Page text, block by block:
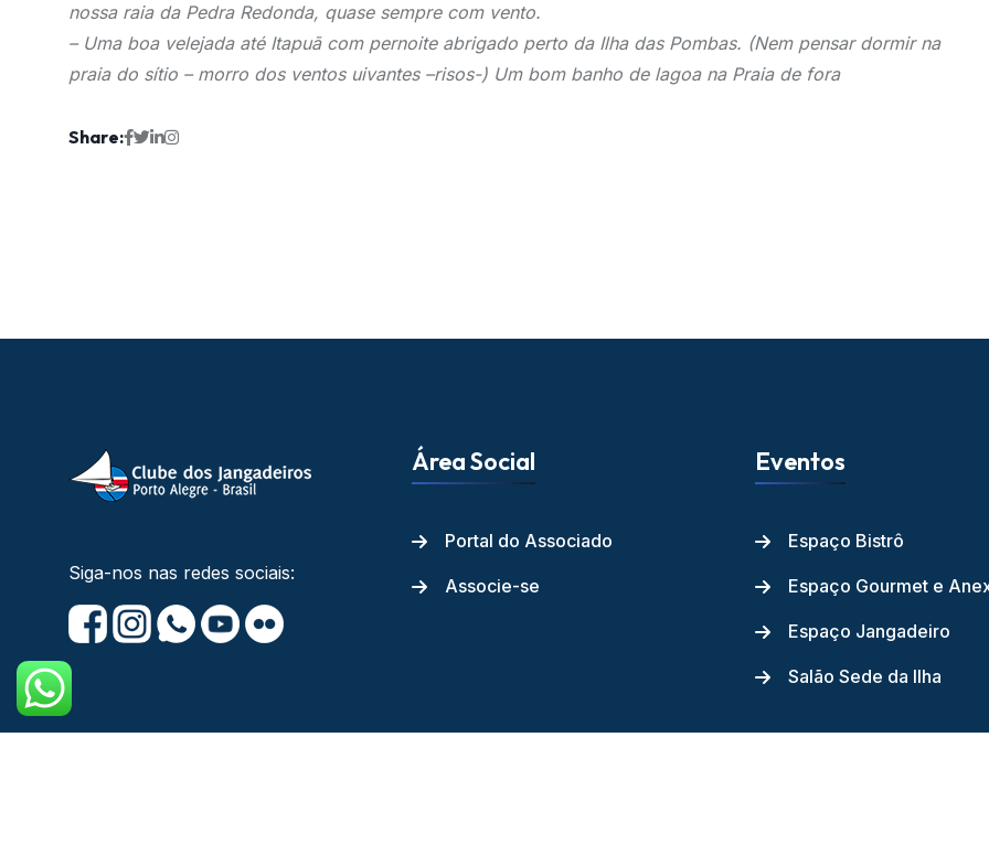
nossa raia da Pedra Redonda, quase sempre com vento.
– Uma boa velejada até Itapuã com pernoite abrigado perto da Ilha das Pombas. (Nem pensar dormir na
praia do sítio – morro dos ventos uivantes –risos-) Um bom banho de lagoa na Praia de fora
Share:
Siga-nos nas redes sociais:
Área Social
Portal do Associado
Associe-se
Eventos
Espaço Bistrô
Espaço Gourmet e
Espaço Jangadeiro
Salão Sede da Ilha